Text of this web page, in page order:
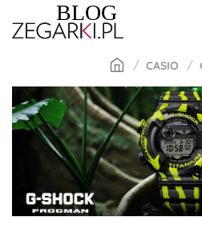
CASIO